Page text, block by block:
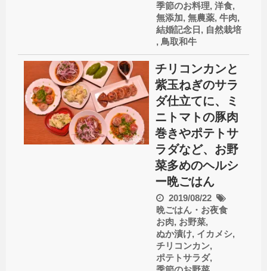
季節のお料理, 洋食,
無添加, 無農薬, 牛肉,
結婚記念日 , 自然栽培
, 鳥取和牛
チリコンカンと
紫玉ねぎのサラ
ダ仕立てに、ミ
ニトマトの豚肉
巻きやポテトサ
ラダなど、お野
菜多めのヘルシ
ー晩ごはん
2019/08/22
晩ごはん・お夜食
お肉, お野菜,
ぬか漬け, イカメシ,
チリコンカン,
ポテトサラダ,